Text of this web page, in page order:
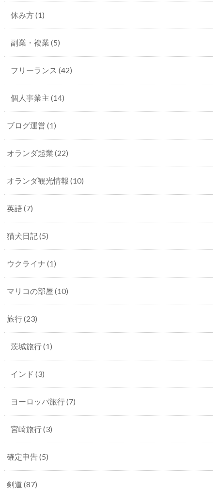
休み方(1)
副業・複業 (5)
フリーランス (42)
個人事業主 (14)
ブログ運営 (1)
オランダ起業 (22)
オランダ観光情報 (10)
英語(7)
猫犬日記(5)
ウクライナ (1)
マリコの部屋 (10)
旅行(23)
茨城旅行(1)
インド (3)
ヨーロッパ旅行(7)
宮崎旅行(3)
確定申告(5)
剣道 (87)